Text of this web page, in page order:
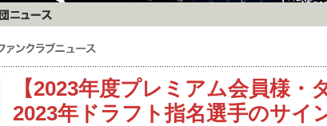
【2023年度プレミアム会員様・
2023年ドラフト指名選手のサイ